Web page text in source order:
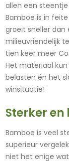
allen een
Bamboe is in
groeit sneller dan
milieuvriendelijk
tien keer meer
Het materiaal
belasten én het
winsituatie!
Sterker
Bamboe is veel
superieur
niet het enige